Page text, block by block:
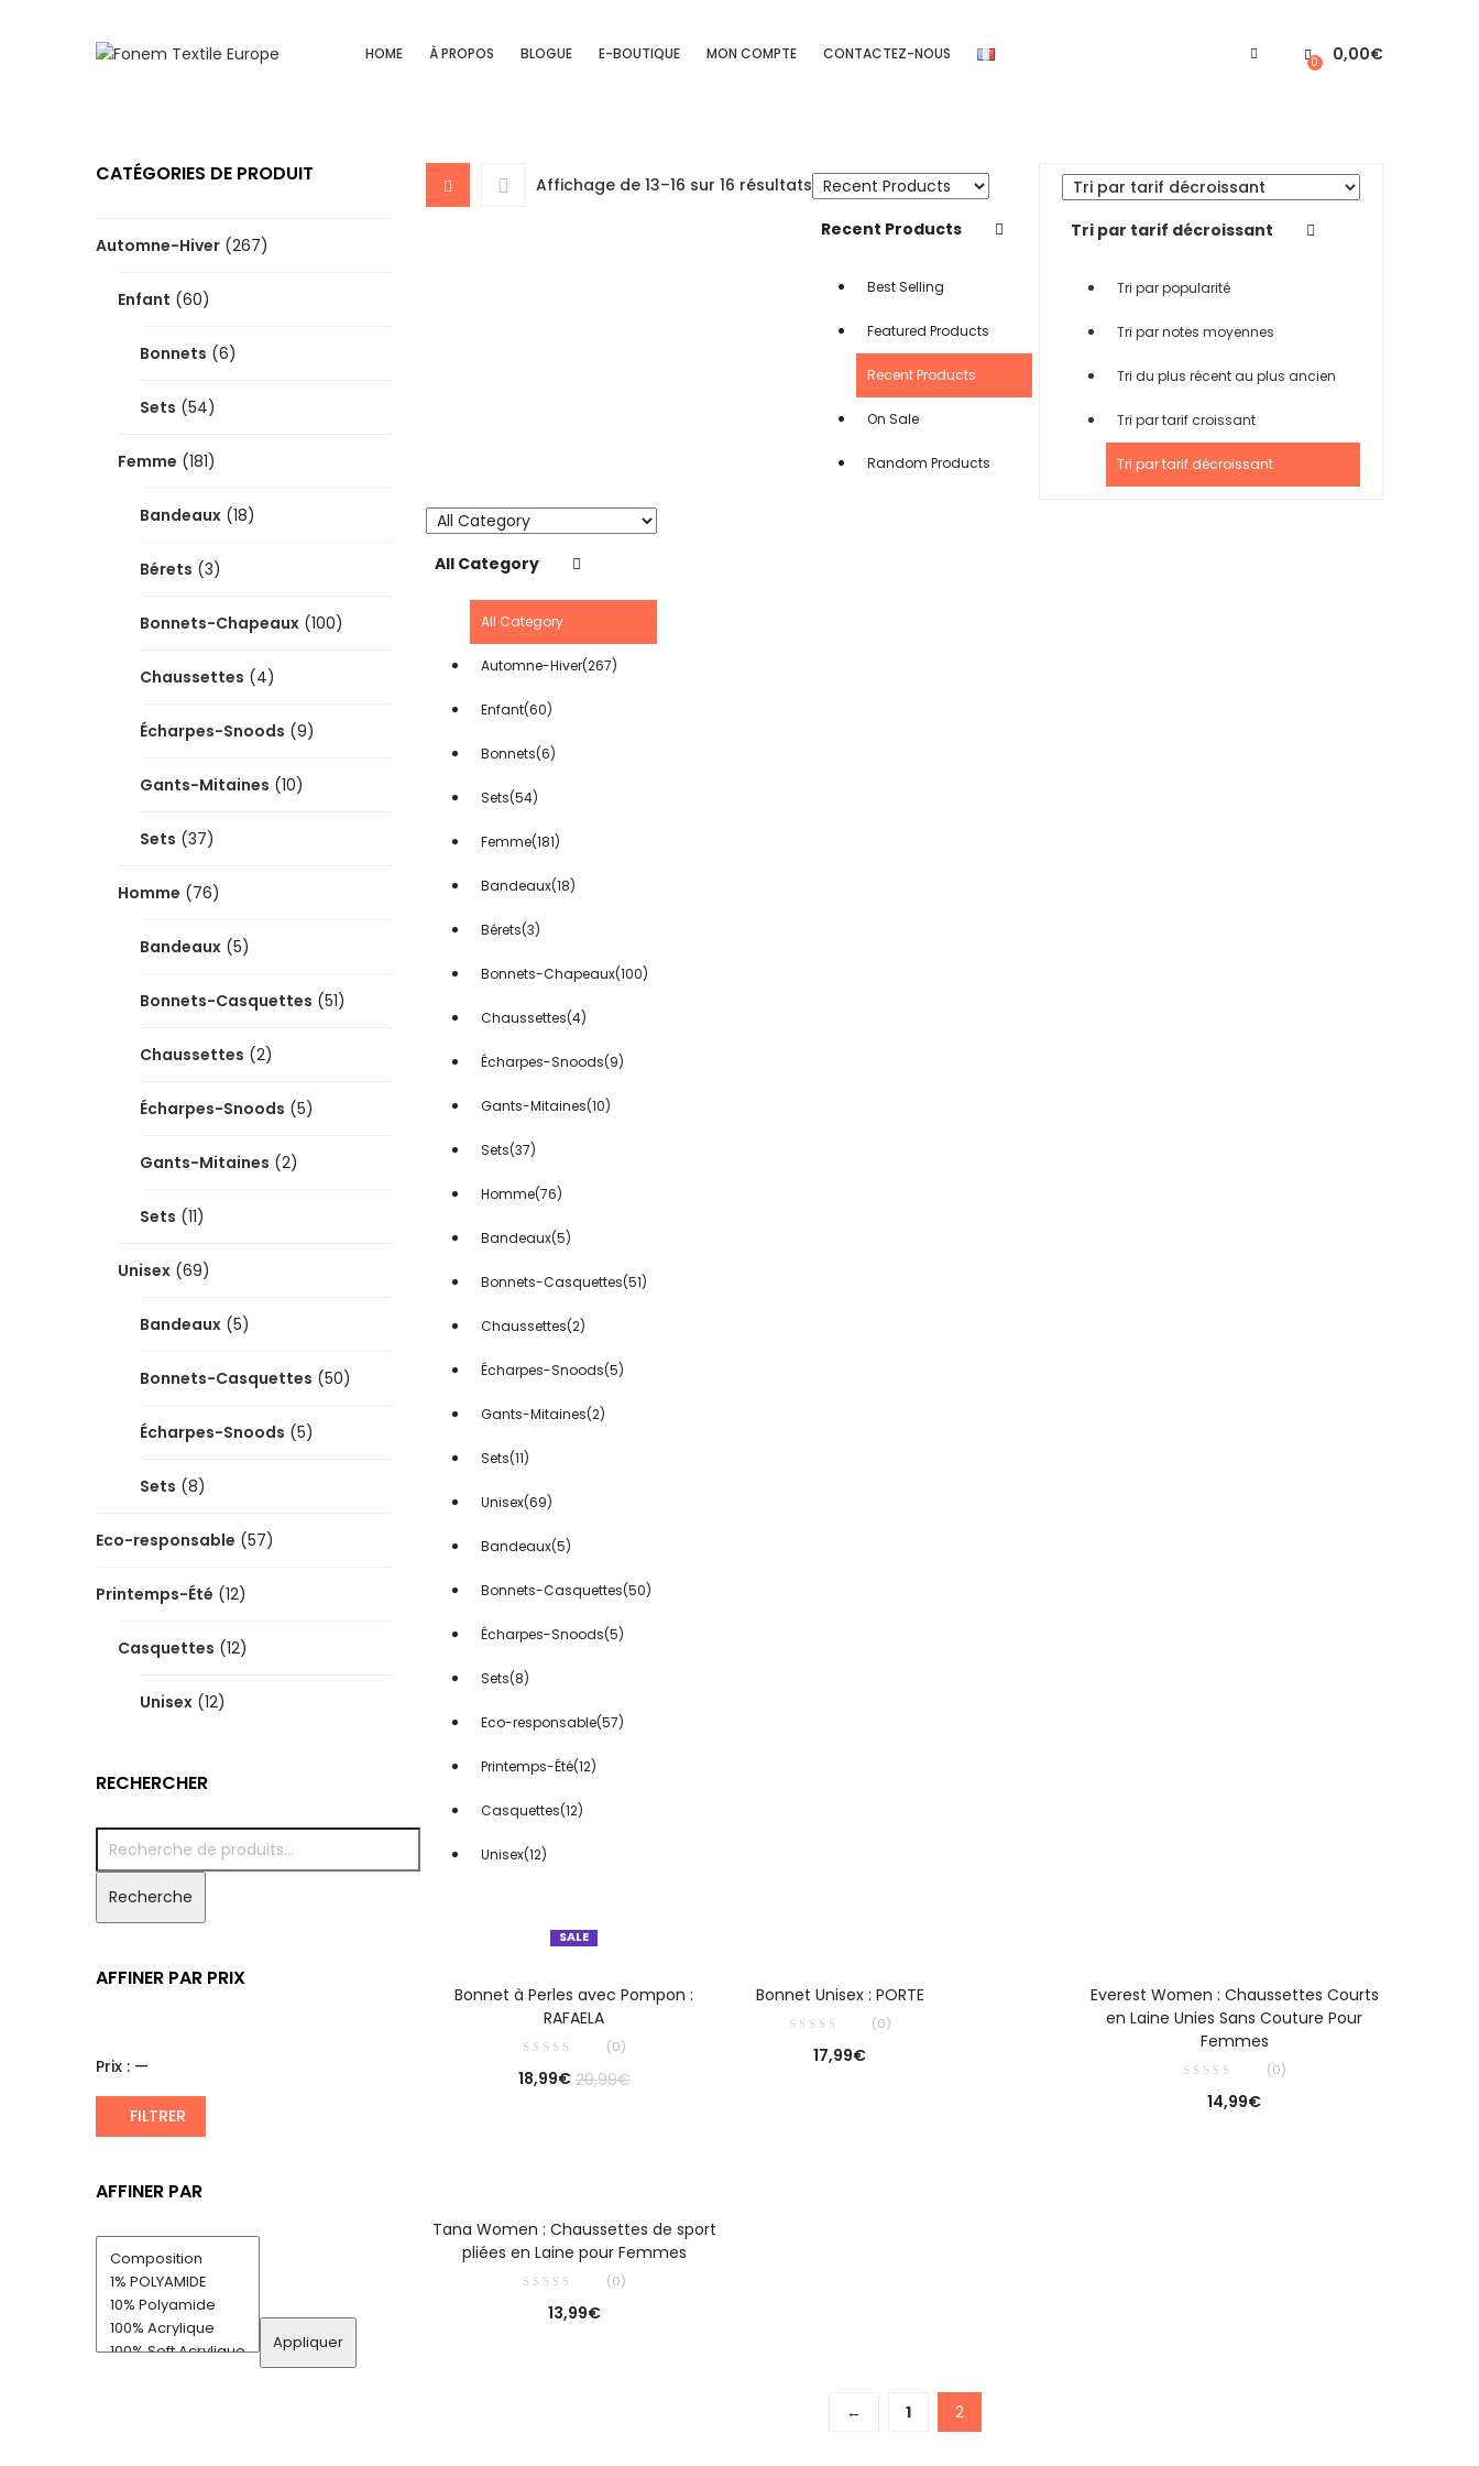
HOME À PROPOS BLOGUE E-BOUTIQUE MON COMPTE CONTACTEZ-NOUS 0 0,00€
Affichage de 13–16 sur 16 résultats
Recent Products
Best Selling
Featured Products
Recent Products
On Sale
Random Products
Tri par tarif décroissant
Tri par popularité
Tri par notes moyennes
Tri du plus récent au plus ancien
Tri par tarif croissant
Tri par tarif décroissant
All Category
All Category
Automne-Hiver(267)
Enfant(60)
Bonnets(6)
Sets(54)
Femme(181)
Bandeaux(18)
Bérets(3)
Bonnets-Chapeaux(100)
Chaussettes(4)
Écharpes-Snoods(9)
Gants-Mitaines(10)
Sets(37)
Homme(76)
Bandeaux(5)
Bonnets-Casquettes(51)
Chaussettes(2)
Écharpes-Snoods(5)
Gants-Mitaines(2)
Sets(11)
Unisex(69)
Bandeaux(5)
Bonnets-Casquettes(50)
Écharpes-Snoods(5)
Sets(8)
Eco-responsable(57)
Printemps-Été(12)
Casquettes(12)
Unisex(12)
SALE
Bonnet à Perles avec Pompon :
RAFAELA
(0)
18,99€ 29,99€
Bonnet Unisex : PORTE
(0)
17,99€
Everest Women : Chaussettes Courts
en Laine Unies Sans Couture Pour
Femmes
(0)
14,99€
Tana Women : Chaussettes de sport
pliées en Laine pour Femmes
(0)
13,99€
← 1 2
CATÉGORIES DE PRODUIT
Automne-Hiver (267)
Enfant (60)
Bonnets (6)
Sets (54)
Femme (181)
Bandeaux (18)
Bérets (3)
Bonnets-Chapeaux (100)
Chaussettes (4)
Écharpes-Snoods (9)
Gants-Mitaines (10)
Sets (37)
Homme (76)
Bandeaux (5)
Bonnets-Casquettes (51)
Chaussettes (2)
Écharpes-Snoods (5)
Gants-Mitaines (2)
Sets (11)
Unisex (69)
Bandeaux (5)
Bonnets-Casquettes (50)
Écharpes-Snoods (5)
Sets (8)
Eco-responsable (57)
Printemps-Été (12)
Casquettes (12)
Unisex (12)
RECHERCHER
Recherche
AFFINER PAR PRIX
FILTRER
Prix : —
AFFINER PAR
Appliquer